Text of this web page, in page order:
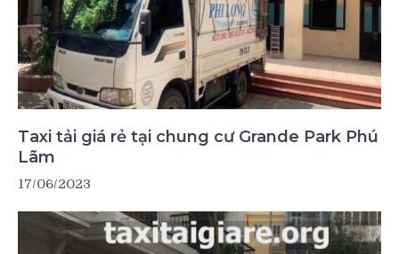
Taxi tải giá rẻ tại chung cư Grande Park Phú
Lãm
17/06/2023